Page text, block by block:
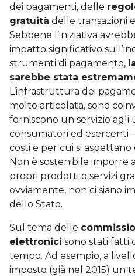
dei pagamenti, delle
gratuità delle transazioni
Sebbene l’iniziativa
impatto significativo
strumenti di pagamento,
sarebbe stata
L’infrastruttura dei
molto articolata, sono
forniscono un servizio agli
consumatori ed esercenti
costi e per cui si
Non è sostenibile imporre
propri prodotti o servizi
ovviamente, non ci siano
dello Stato.
Sul tema delle
elettronici sono stati fatti
tempo. Ad esempio, a
imposto (già nel 2015) un